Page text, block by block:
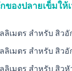
ของปลายเข็มใ
ลิเมตร สำหรับ สิว
ลิเมตร สำหรับ สิวอั
ลิเมตร สำหรับ สิว